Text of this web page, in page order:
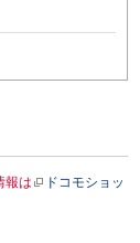
報は
ドコモショッ